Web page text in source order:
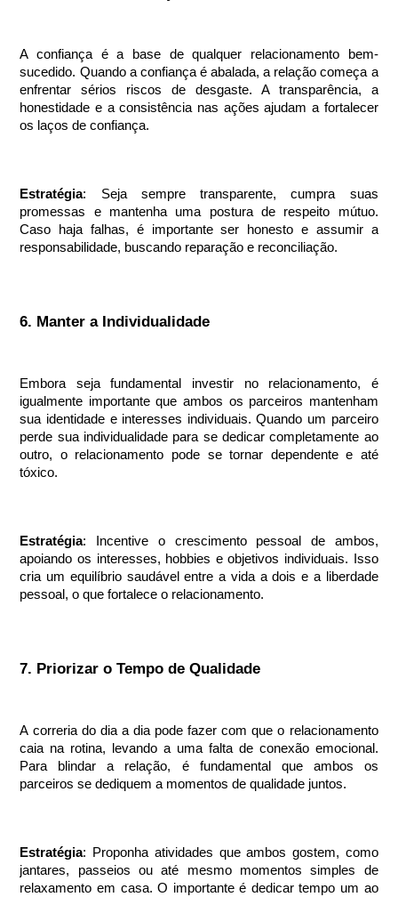
A confiança é a base de qualquer relacionamento bem-
sucedido. Quando a confiança é abalada, a relação começa a
enfrentar sérios riscos de desgaste. A transparência, a
honestidade e a consistência nas ações ajudam a fortalecer
os laços de confiança.
Estratégia: Seja sempre transparente, cumpra suas
promessas e mantenha uma postura de respeito mútuo.
Caso haja falhas, é importante ser honesto e assumir a
responsabilidade, buscando reparação e reconciliação.
6. Manter a Individualidade
Embora seja fundamental investir no relacionamento, é
igualmente importante que ambos os parceiros mantenham
sua identidade e interesses individuais. Quando um parceiro
perde sua individualidade para se dedicar completamente ao
outro, o relacionamento pode se tornar dependente e até
tóxico.
Estratégia: Incentive o crescimento pessoal de ambos,
apoiando os interesses, hobbies e objetivos individuais. Isso
cria um equilíbrio saudável entre a vida a dois e a liberdade
pessoal, o que fortalece o relacionamento.
7. Priorizar o Tempo de Qualidade
A correria do dia a dia pode fazer com que o relacionamento
caia na rotina, levando a uma falta de conexão emocional.
Para blindar a relação, é fundamental que ambos os
parceiros se dediquem a momentos de qualidade juntos.
Estratégia: Proponha atividades que ambos gostem, como
jantares, passeios ou até mesmo momentos simples de
relaxamento em casa. O importante é dedicar tempo um ao